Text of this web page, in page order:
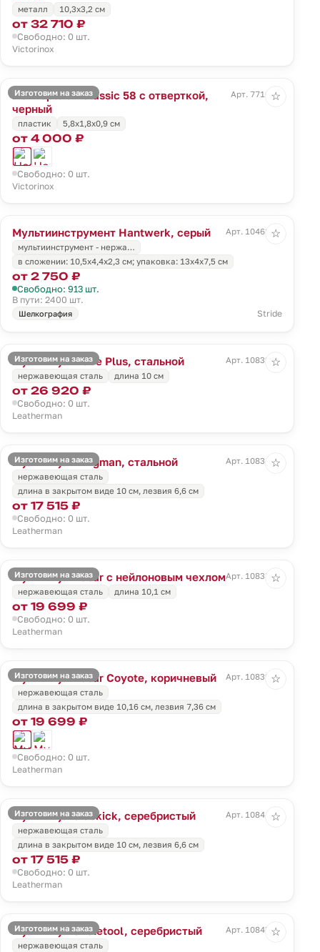
металл 10,3х3,2 см
от 32 710 ₽
Свободно: 0 шт.
Victorinox
Изготовим на заказ
Нож-брелок Classic 58 с отверткой,
черный
Арт. 7716.30
пластик 5,8x1,8x0,9 см
от 4 000 ₽
Свободно: 0 шт.
Victorinox
☆
Мультиинструмент Hantwerk, серый
Арт. 10462.10
мультиинструмент - нержа…
в сложении: 10,5х4,4х2,3 см; упаковка: 13х4х7,5 см
от 2 750 ₽
Свободно: 913 шт.
В пути: 2400 шт.
Шелкография Stride
☆
Изготовим на заказ
Мультитул Wave Plus, стальной
Арт. 10832.10
нержавеющая сталь
длина 10 см
от 26 920 ₽
Свободно: 0 шт.
Leatherman
☆
Изготовим на заказ
Мультитул Wingman, стальной
Арт. 10834.10
нержавеющая сталь
длина в закрытом виде 10 см, лезвия 6,6 см
от 17 515 ₽
Свободно: 0 шт.
Leatherman
☆
Изготовим на заказ
Мультитул Rebar с нейлоновым чехломАрт. 10838.10
нержавеющая сталь
длина 10,1 см
от 19 699 ₽
Свободно: 0 шт.
Leatherman
☆
Изготовим на заказ
Мультитул Rebar Coyote, коричневый
Арт. 10839.99
нержавеющая сталь
длина в закрытом виде 10,16 см, лезвия 7,36 см
от 19 699 ₽
Свободно: 0 шт.
Leatherman
☆
Изготовим на заказ
Мультитул Sidekick, серебристый
Арт. 10841.10
нержавеющая сталь
длина в закрытом виде 10 см, лезвия 6,6 см
от 17 515 ₽
Свободно: 0 шт.
Leatherman
☆
Изготовим на заказ
Мультитул Skeletool, серебристый
Арт. 10845.10
нержавеющая сталь
☆